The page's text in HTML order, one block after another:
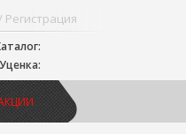
Уценка:
Регистрация